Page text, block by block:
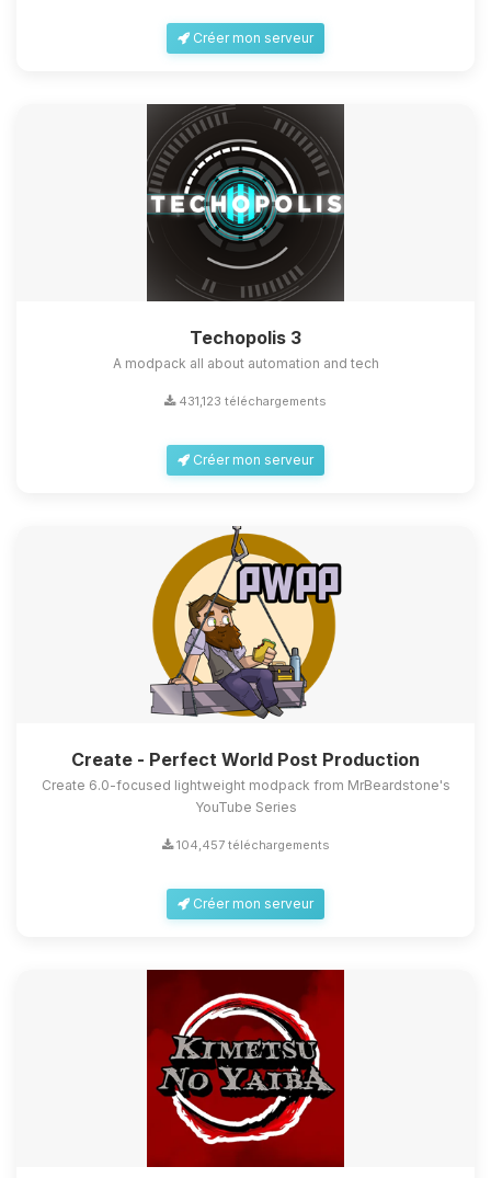
Créer mon serveur
Techopolis 3
A modpack all about automation and tech
431,123 téléchargements
Créer mon serveur
Create - Perfect World Post Production
Create 6.0-focused lightweight modpack from MrBeardstone's
YouTube Series
104,457 téléchargements
Créer mon serveur